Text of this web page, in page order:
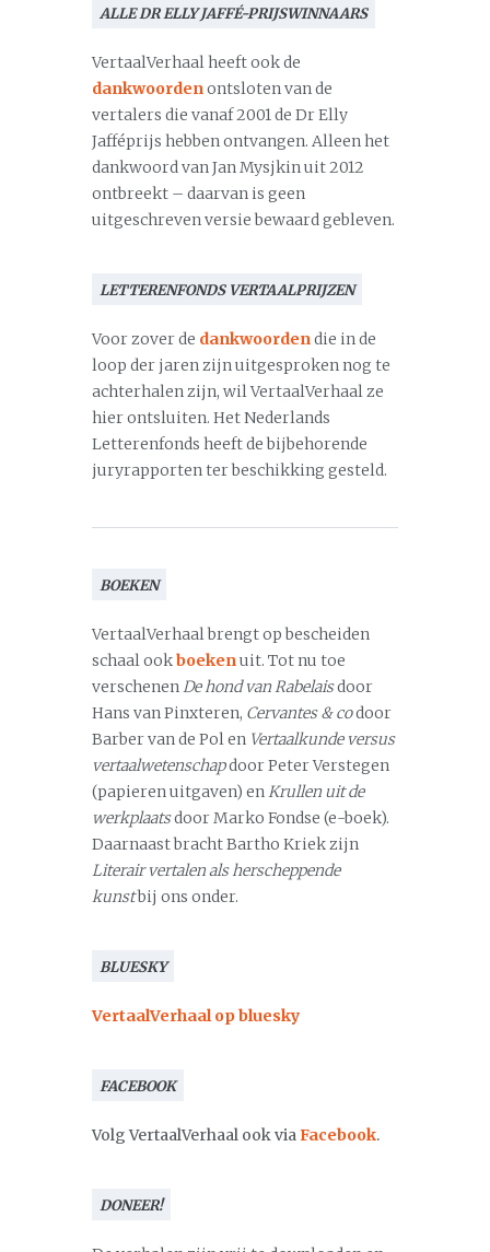
ALLE DR ELLY JAFFÉ-PRIJSWINNAARS
VertaalVerhaal heeft ook de
dankwoordenontsloten van de
vertalers die vanaf 2001 de Dr Elly
Jafféprijs hebben ontvangen. Alleen het
dankwoord van Jan Mysjkin uit 2012
ontbreekt – daarvan is geen
uitgeschreven versie bewaard gebleven.
LETTERENFONDS VERTAALPRIJZEN
Voor zover de dankwoordendie in de
loop der jaren zijn uitgesproken nog te
achterhalen zijn, wil VertaalVerhaal ze
hier ontsluiten. Het Nederlands
Letterenfonds heeft de bijbehorende
juryrapporten ter beschikking gesteld.
BOEKEN
VertaalVerhaal brengt op bescheiden
schaal ookboekenuit. Tot nu toe
verschenenDe hond van Rabelaisdoor
Hans van Pinxteren, Cervantes & codoor
Barber van de Pol en Vertaalkunde versus
vertaalwetenschapdoor Peter Verstegen
(papieren uitgaven) enKrullen uit de
werkplaatsdoor Marko Fondse (e-boek).
Daarnaast bracht Bartho Kriek zijn
Literair vertalen als herscheppende
kunstbij ons onder.
BLUESKY
VertaalVerhaal op bluesky
FACEBOOK
Volg VertaalVerhaal ook viaFacebook.
DONEER!